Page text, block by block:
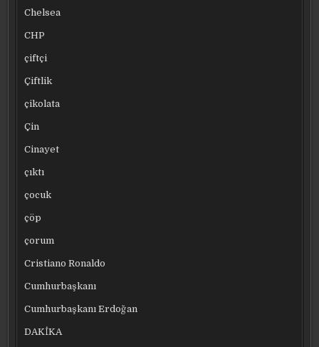
Chelsea
CHP
çiftçi
Çiftlik
çikolata
Çin
Cinayet
çıktı
çocuk
çöp
çorum
Cristiano Ronaldo
Cumhurbaşkanı
Cumhurbaşkanı Erdoğan
DAKİKA